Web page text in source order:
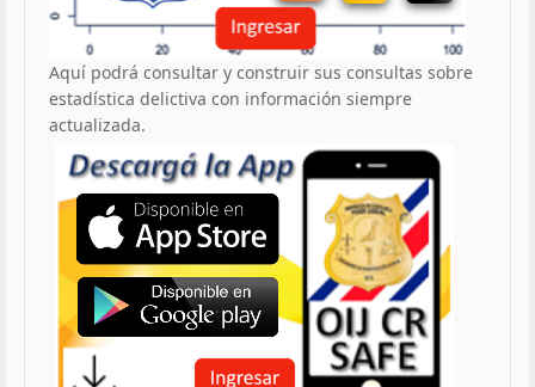
Aquí podrá consultar y construir sus consultas sobre
estadística delictiva con información siempre
actualizada.